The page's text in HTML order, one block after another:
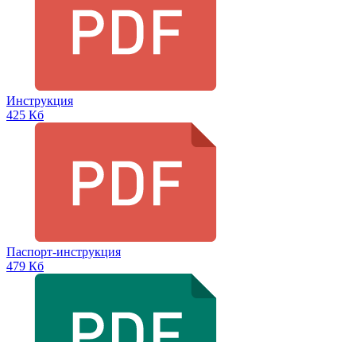
Инструкция
425 Кб
Паспорт-инструкция
479 Кб